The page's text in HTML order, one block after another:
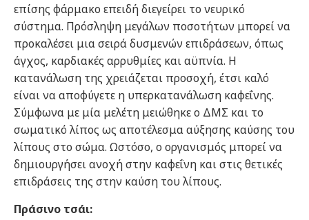
επίσης φάρμακο επειδή διεγείρει το νευρικό
σύστημα. Πρόσληψη μεγάλων ποσοτήτων μπορεί να
προκαλέσει μια σειρά δυσμενών επιδράσεων, όπως
άγχος, καρδιακές αρρυθμίες και αϋπνία. Η
κατανάλωση της χρειάζεται προσοχή, έτσι καλό
είναι να αποφύγετε η υπερκατανάλωση καφεΐνης.
Σύμφωνα με μία μελέτη μειώθηκε ο ΔΜΣ και το
σωματικό λίπος ως αποτέλεσμα αύξησης καύσης του
λίπους στο σώμα. Ωστόσο, ο οργανισμός μπορεί να
δημιουργήσει ανοχή στην καφεΐνη και στις θετικές
επιδράσεις της στην καύση του λίπους.
Πράσινο τσάι: